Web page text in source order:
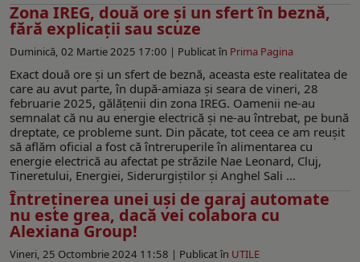
Zona IREG, două ore şi un sfert în beznă,
fără explicaţii sau scuze
Duminică, 02 Martie 2025 17:00 | Publicat în Prima Pagina
Exact două ore şi un sfert de beznă, aceasta este realitatea de
care au avut parte, în după-amiaza şi seara de vineri, 28
februarie 2025, gălăţenii din zona IREG. Oamenii ne-au
semnalat că nu au energie electrică și ne-au întrebat, pe bună
dreptate, ce probleme sunt. Din păcate, tot ceea ce am reușit
să aflăm oficial a fost că întreruperile în alimentarea cu
energie electrică au afectat pe străzile Nae Leonard, Cluj,
Tineretului, Energiei, Siderurgiștilor și Anghel Sali ...
Întreținerea unei uși de garaj automate
nu este grea, dacă vei colabora cu
Alexiana Group!
Vineri, 25 Octombrie 2024 11:58 | Publicat în UTILE